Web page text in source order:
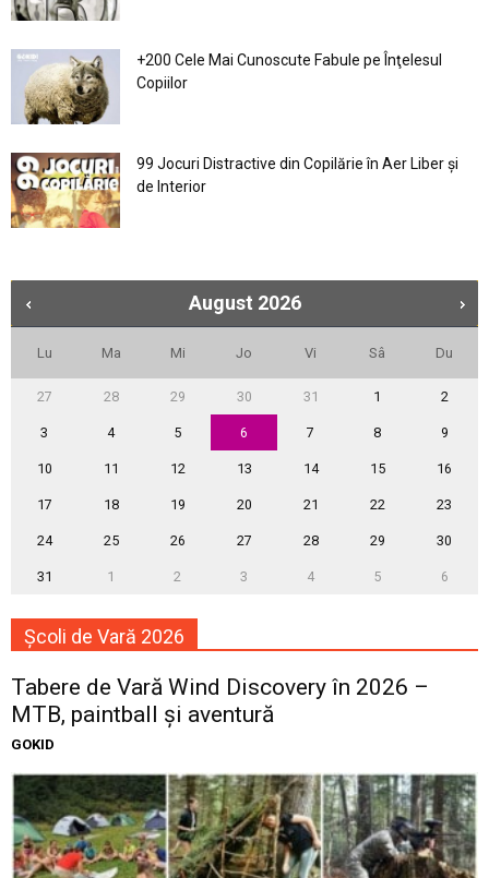
+200 Cele Mai Cunoscute Fabule pe Înţelesul
Copiilor
99 Jocuri Distractive din Copilărie în Aer Liber şi
de Interior
August 2026
Lu Ma Mi Jo Vi Sâ Du
27 28 29 30 31 1 2
3 4 5 6 7 8 9
10 11 12 13 14 15 16
17 18 19 20 21 22 23
24 25 26 27 28 29 30
31 1 2 3 4 5 6
Școli de Vară 2026
Tabere de Vară Wind Discovery în 2026 –
MTB, paintball și aventură
GOKID